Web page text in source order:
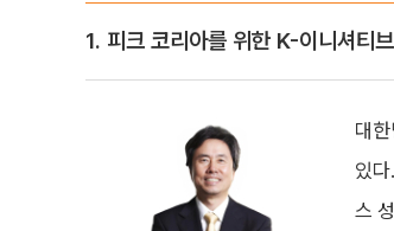
1. 피크 코리아를 위한 K-이니셔티
대
있
스